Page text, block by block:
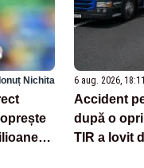
Nichita 6 aug. 2026, 18:11
Accident
după o
TIR a lovit